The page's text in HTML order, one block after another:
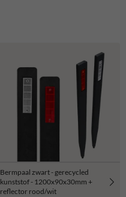
Bermpaal zwart - gerecycled
kunststof - 1200x90x30mm +
reflector rood/wit